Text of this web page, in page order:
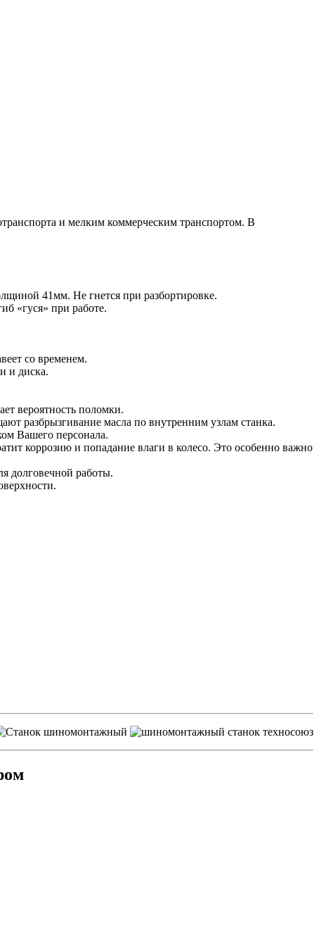
и мелким коммерческим транспортом. В
41мм. Не гнется при разбортировке.
«гуся» при работе.
со временем.
и диска.
вероятность поломки.
разбрызгивание масла по внутренним узлам станка.
Вашего персонала.
коррозию и попадание влаги в колесо. Это особенно важно
долговечной работы.